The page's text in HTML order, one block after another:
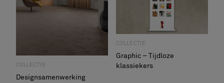
COLLECTIE
Designsamenwerking
COLLECTIE
Graphic – Tijdloze
klassiekers